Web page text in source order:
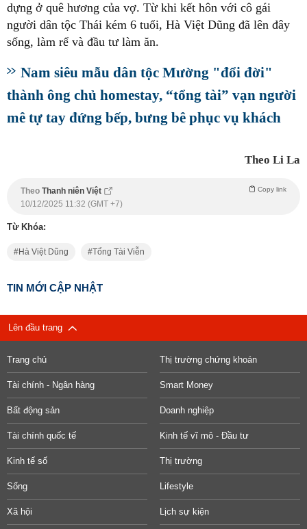
dựng ở quê hương của vợ. Từ khi kết hôn với cô gái
người dân tộc Thái kém 6 tuổi, Hà Việt Dũng đã lên đây
sống, làm rể và đầu tư làm ăn.
Nam siêu mẫu dân tộc Mường "đổi đời"
thành ông chủ homestay, “tổng tài” vạn người
mê tự tay đứng bếp, bưng bê phục vụ khách
Theo Li La
Theo Thanh niên Việt Copy link
10/12/2025 11:32 (GMT +7)
Từ Khóa:
Hà Việt Dũng Tổng Tài Viễn
TIN MỚI CẬP NHẬT
Lên đầu trang
Trang chủ Thị trường chứng khoán
Tài chính - Ngân hàng Smart Money
Bất động sản Doanh nghiệp
Tài chính quốc tế Kinh tế vĩ mô - Đầu tư
Kinh tế số Thị trường
Sống Lifestyle
Xã hội Lịch sự kiện